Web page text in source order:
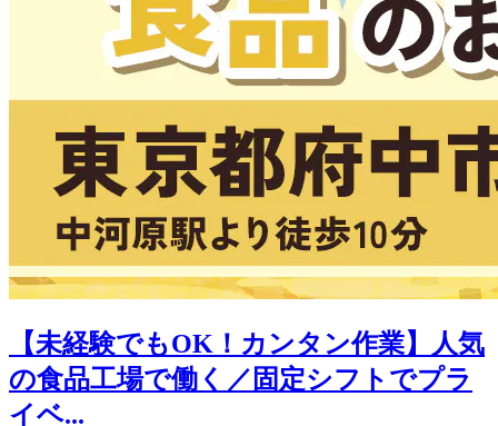
【未経験でもOK！カンタン作業】人気
の食品工場で働く／固定シフトでプラ
イベ...